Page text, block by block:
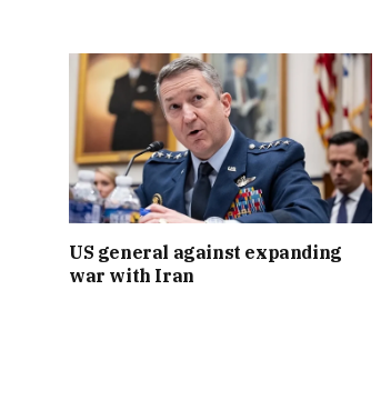
US general against expanding
war with Iran